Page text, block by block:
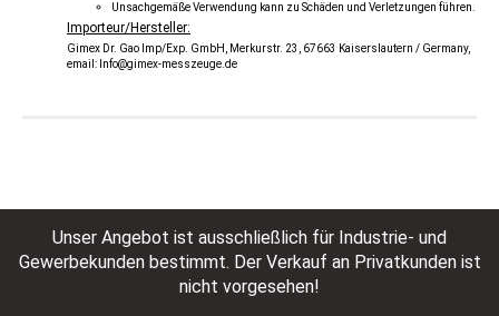
Unsachgemäße Verwendung kann zu Schäden und Verletzungen führen.
Importeur/Hersteller:
Gimex Dr. Gao Imp/Exp. GmbH, Merkurstr. 23, 67663 Kaiserslautern / Germany,
email: Info@gimex-messzeuge.de
Unser Angebot ist ausschließlich für Industrie- und
Gewerbekunden bestimmt. Der Verkauf an Privatkunden ist
nicht vorgesehen!